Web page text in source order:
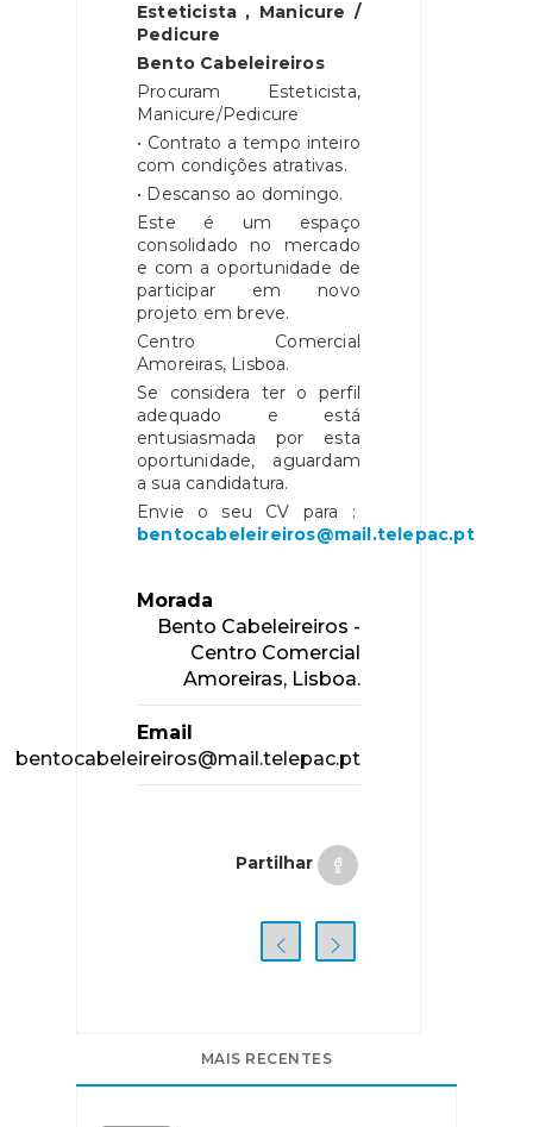
Esteticista , Manicure /
Pedicure
Bento Cabeleireiros
Procuram Esteticista,
Manicure/Pedicure
• Contrato a tempo inteiro
com condições atrativas.
• Descanso ao domingo.
Este é um espaço
consolidado no mercado
e com a oportunidade de
participar em novo
projeto em breve.
Centro Comercial
Amoreiras, Lisboa.
Se considera ter o perfil
adequado e está
entusiasmada por esta
oportunidade, aguardam
a sua candidatura.
Envie o seu CV para :
bentocabeleireiros@mail.telepac.pt
Morada
Bento Cabeleireiros -
Centro Comercial
Amoreiras, Lisboa.
Email
bentocabeleireiros@mail.telepac.pt
Partilhar
MAIS RECENTES